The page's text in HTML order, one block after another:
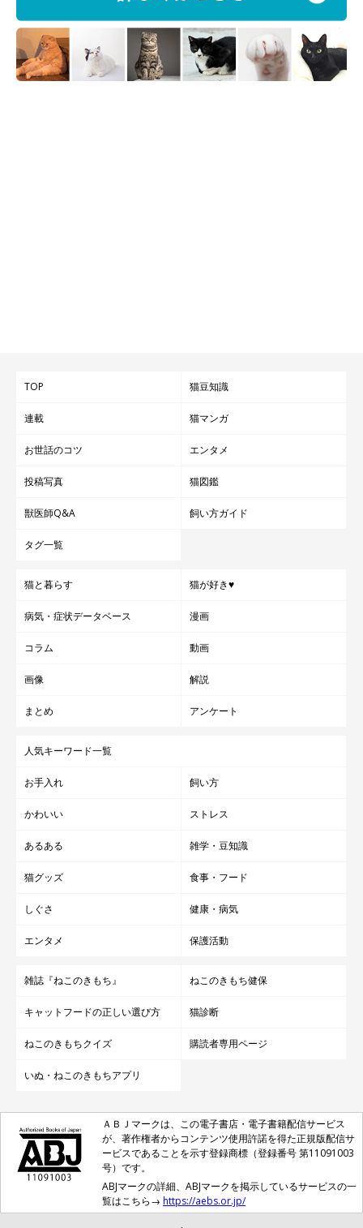
TOP 猫豆知識
連載 猫マンガ
お世話のコツ エンタメ
投稿写真 猫図鑑
獣医師Q&A 飼い方ガイド
タグ一覧
猫と暮らす 猫が好き♥
病気・症状データベース 漫画
コラム 動画
画像 解説
まとめ アンケート
人気キーワード一覧
お手入れ 飼い方
かわいい ストレス
あるある 雑学・豆知識
猫グッズ 食事・フード
しぐさ 健康・病気
エンタメ 保護活動
雑誌『ねこのきもち』 ねこのきもち健保
キャットフードの正しい選び方 猫診断
ねこのきもちクイズ 購読者専用ページ
いぬ・ねこのきもちアプリ
ＡＢＪマークは、この電子書店・電子書籍配信サービス
が、著作権者からコンテンツ使用許諾を得た正規版配信サ
ービスであることを示す登録商標（登録番号 第11091003
号）です。
ABJマークの詳細、ABJマークを掲示しているサービスの一
覧はこちら→ https://aebs.or.jp/